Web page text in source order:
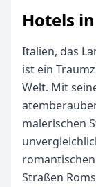
Hotels
Italien, das
ist ein
Welt. Mit
malerischen
Straßen